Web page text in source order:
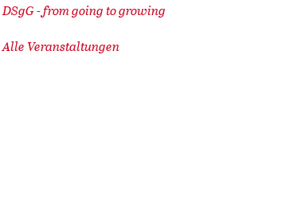
DSgG - from going to growing
Alle Veranstaltungen